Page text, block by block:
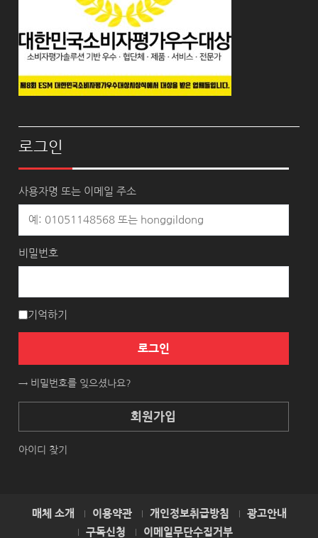
로그인
사용자명 또는 이메일 주소
비밀번호
기억하기
로그인
→ 비밀번호를 잊으셨나요?
회원가입
아이디 찾기
매체 소개 이용약관 개인정보취급방침
광고안내
구독신청
이메일무단수집거부